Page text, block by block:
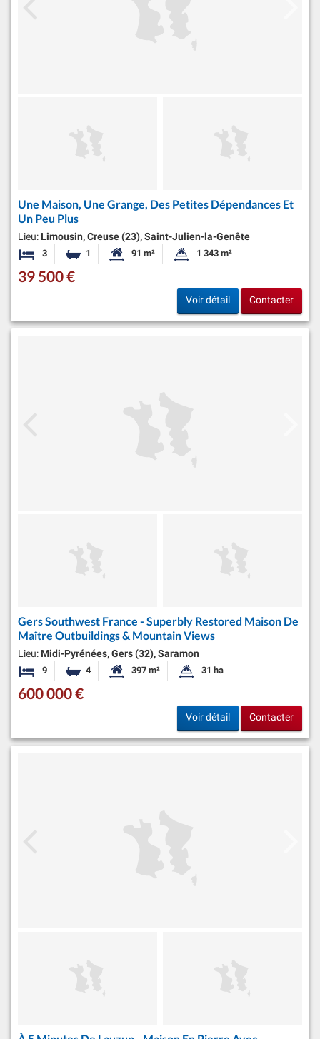
Une Maison, Une Grange, Des Petites Dépendances Et
Un Peu Plus
Lieu: Limousin, Creuse (23), Saint-Julien-la-Genête
3 Chambres1 Salle de bainSurface habitable:
91 m² Superficie du terrain:
1 343 m²
39 500 €
Voir détail Contacter
Gers Southwest France - Superbly Restored Maison De
Maître Outbuildings & Mountain Views
Lieu: Midi-Pyrénées, Gers (32), Saramon
9 Chambres
4 Salles de bainsSurface habitable:
397 m² Superficie du terrain:
31 ha
600 000 €
Voir détail Contacter